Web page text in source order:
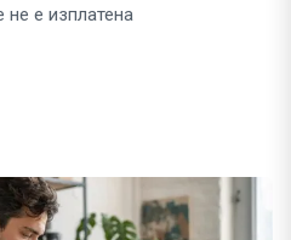
е изплатена